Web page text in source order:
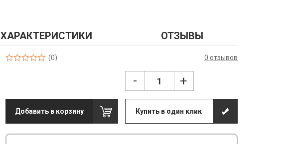
ХАРАКТЕРИСТИКИ ОТЗЫВЫ
(0) 0 отзывов
- +
Добавить в корзину Купить в один клик